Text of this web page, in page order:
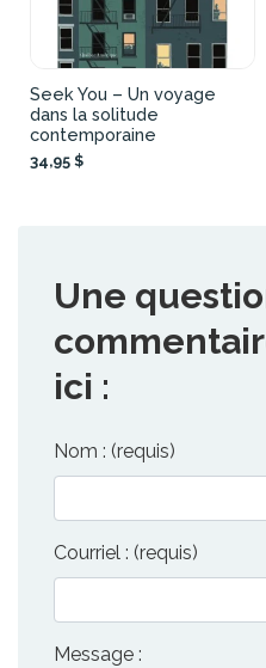
Seek You – Un voyage
dans la solitude
contemporaine
34,95 $
Une
ici :
Nom : (requis)
Courriel : (requis)
Message :